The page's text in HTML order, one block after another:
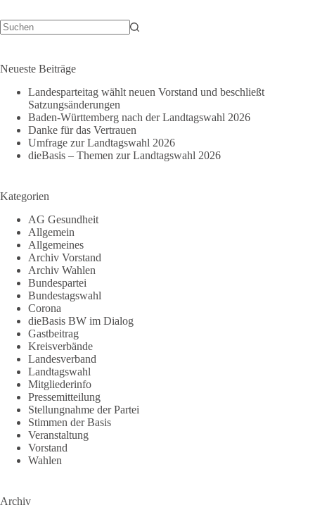
Neueste Beiträge
Landesparteitag wählt neuen Vorstand und beschließt
Satzungsänderungen
Baden-Württemberg nach der Landtagswahl 2026
Danke für das Vertrauen
Umfrage zur Landtagswahl 2026
dieBasis – Themen zur Landtagswahl 2026
Kategorien
AG Gesundheit
Allgemein
Allgemeines
Archiv Vorstand
Archiv Wahlen
Bundespartei
Bundestagswahl
Corona
dieBasis BW im Dialog
Gastbeitrag
Kreisverbände
Landesverband
Landtagswahl
Mitgliederinfo
Pressemitteilung
Stellungnahme der Partei
Stimmen der Basis
Veranstaltung
Vorstand
Wahlen
Archiv